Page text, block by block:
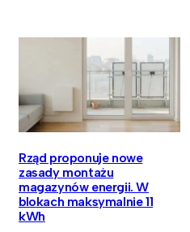
Rząd proponuje nowe
zasady montażu
magazynów energii. W
blokach maksymalnie 11
kWh